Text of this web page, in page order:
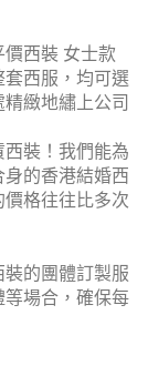
西裝 女士款
西服，均可選
緻地繡上公司
裝！我們能為
的香港結婚西
格往往比多次
的團體訂製服
場合，確保每